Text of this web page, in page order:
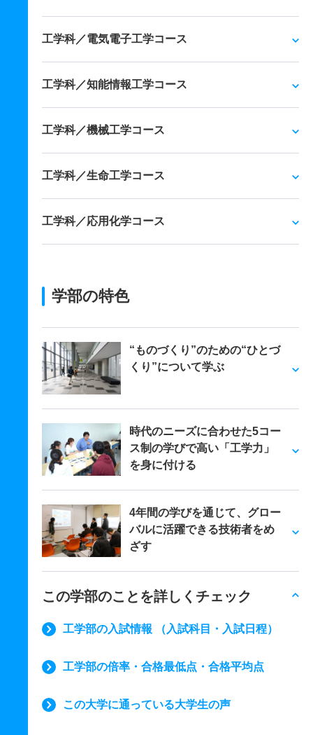
工学科／電気電子工学コース
工学科／知能情報工学コース
工学科／機械工学コース
工学科／生命工学コース
工学科／応用化学コース
学部の特色
“ものづくり”のための“ひとづ
くり”について学ぶ
時代のニーズに合わせた5コー
ス制の学びで高い「工学力」
を身に付ける
4年間の学びを通じて、グロー
バルに活躍できる技術者をめ
ざす
この学部のことを詳しくチェック
工学部の入試情報 （入試科目・入試日程）
工学部の倍率・合格最低点・合格平均点
この大学に通っている大学生の声